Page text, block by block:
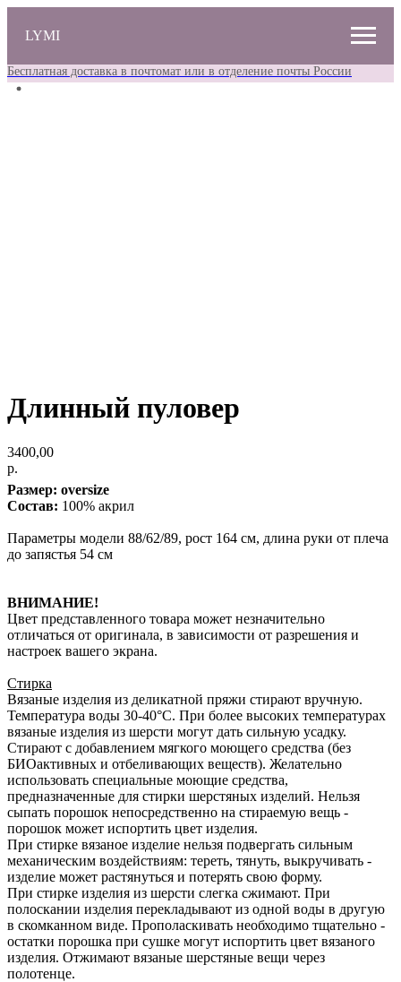
LYMI
Бесплатная доставка в почтомат или в отделение почты России
Длинный пуловер
3400,00
р.
Размер: oversize
Состав: 100% акрил
Параметры модели 88/62/89, рост 164 см, длина руки от плеча
до запястья 54 см
ВНИМАНИЕ!
Цвет представленного товара может незначительно
отличаться от оригинала, в зависимости от разрешения и
настроек вашего экрана.
Стирка
Вязаные изделия из деликатной пряжи стирают вручную.
Температура воды 30-40°C. При более высоких температурах
вязаные изделия из шерсти могут дать сильную усадку.
Стирают с добавлением мягкого моющего средства (без
БИОактивных и отбеливающих веществ). Желательно
использовать специальные моющие средства,
предназначенные для стирки шерстяных изделий. Нельзя
сыпать порошок непосредственно на стираемую вещь -
порошок может испортить цвет изделия.
При стирке вязаное изделие нельзя подвергать сильным
механическим воздействиям: тереть, тянуть, выкручивать -
изделие может растянуться и потерять свою форму.
При стирке изделия из шерсти слегка сжимают. При
полоскании изделия перекладывают из одной воды в другую
в скомканном виде. Прополаскивать необходимо тщательно -
остатки порошка при сушке могут испортить цвет вязаного
изделия. Отжимают вязаные шерстяные вещи через
полотенце.